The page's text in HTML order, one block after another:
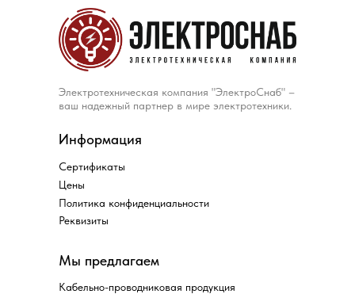
Электротехническая компания "ЭлектроСнаб" –
ваш надежный партнер в мире электротехники.
Информация
Сертификаты
Цены
Политика конфиденциальности
Реквизиты
Мы предлагаем
Кабельно-проводниковая продукция